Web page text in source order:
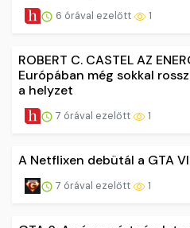
6 órával ezelőtt 1
ROBERT C. CASTEL AZ
Európában még sokkal
a helyzet
7 órával ezelőtt 1
A Netflixen debütál a GTA
7 órával ezelőtt 1